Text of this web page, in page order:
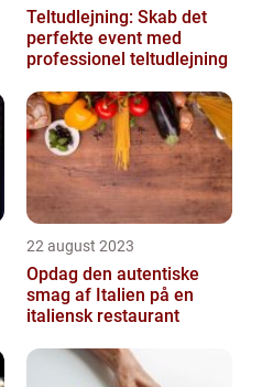
Teltudlejning: Skab det
perfekte event med
professionel teltudlejning
22 august 2023
Opdag den autentiske
smag af Italien på en
italiensk restaurant